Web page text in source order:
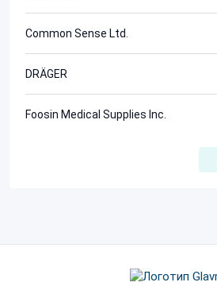
Common Sense Ltd.
DRÄGER
Foosin Medical Supplies Inc.